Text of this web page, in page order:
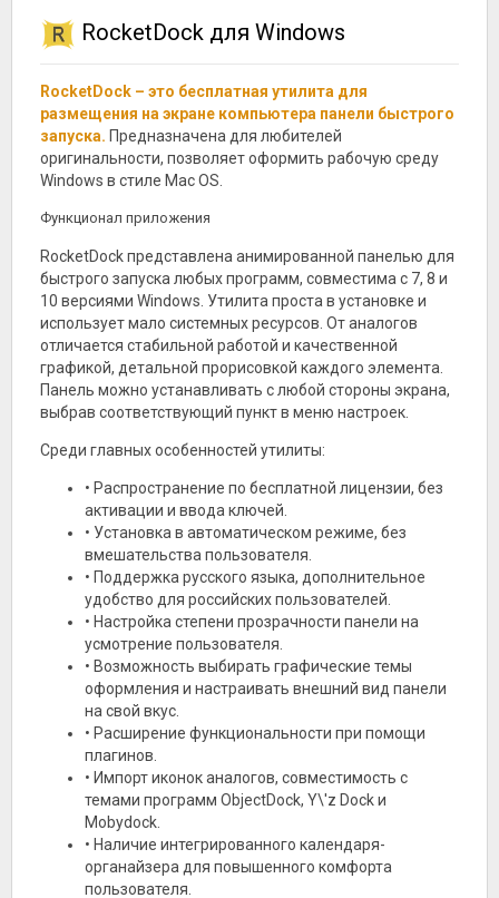
RocketDock для Windows
RocketDock – это бесплатная утилита для
размещения на экране компьютера панели быстрого
запуска. Предназначена для любителей
оригинальности, позволяет оформить рабочую среду
Windows в стиле Mac OS.
Функционал приложения
RocketDock представлена анимированной панелью для
быстрого запуска любых программ, совместима с 7, 8 и
10 версиями Windows. Утилита проста в установке и
использует мало системных ресурсов. От аналогов
отличается стабильной работой и качественной
графикой, детальной прорисовкой каждого элемента.
Панель можно устанавливать с любой стороны экрана,
выбрав соответствующий пункт в меню настроек.
Среди главных особенностей утилиты:
• Распространение по бесплатной лицензии, без
активации и ввода ключей.
• Установка в автоматическом режиме, без
вмешательства пользователя.
• Поддержка русского языка, дополнительное
удобство для российских пользователей.
• Настройка степени прозрачности панели на
усмотрение пользователя.
• Возможность выбирать графические темы
оформления и настраивать внешний вид панели
на свой вкус.
• Расширение функциональности при помощи
плагинов.
• Импорт иконок аналогов, совместимость с
темами программ ObjectDock, Y\'z Dock и
Mobydock.
• Наличие интегрированного календаря-
органайзера для повышенного комфорта
пользователя.